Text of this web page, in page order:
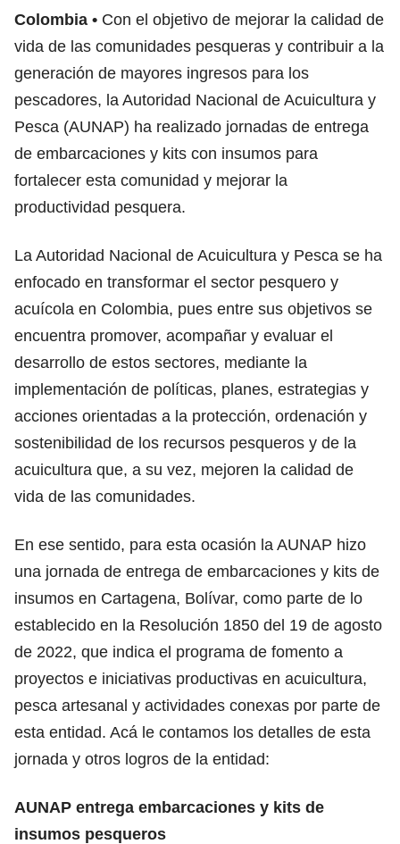
Colombia
Con el objetivo de mejorar la calidad de
vida de las comunidades pesqueras y contribuir a la
generación de mayores ingresos para los
pescadores, la Autoridad Nacional de Acuicultura y
Pesca (AUNAP) ha realizado jornadas de entrega
de embarcaciones y kits con insumos para
fortalecer esta comunidad y mejorar la
productividad pesquera.
La Autoridad Nacional de Acuicultura y Pesca se ha
enfocado en transformar el sector pesquero y
acuícola en Colombia, pues entre sus objetivos se
encuentra promover, acompañar y evaluar el
desarrollo de estos sectores, mediante la
implementación de políticas, planes, estrategias y
acciones orientadas a la protección, ordenación y
sostenibilidad de los recursos pesqueros y de la
acuicultura que, a su vez, mejoren la calidad de
vida de las comunidades.
En ese sentido, para esta ocasión la AUNAP hizo
una jornada de entrega de embarcaciones y kits de
insumos en Cartagena, Bolívar, como parte de lo
establecido en la Resolución 1850 del 19 de agosto
de 2022, que indica el programa de fomento a
proyectos e iniciativas productivas en acuicultura,
pesca artesanal y actividades conexas por parte de
esta entidad. Acá le contamos los detalles de esta
jornada y otros logros de la entidad:
AUNAP entrega embarcaciones y kits de
insumos pesqueros